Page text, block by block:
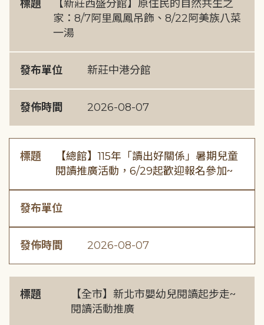
標題
【新莊西盛分館】原住民的自然共生之
家：8/7阿里鳳鳳吊飾、8/22阿美族八菜
一湯
發布單位 新莊中港分館
發佈時間 2026-08-07
標題
【總館】115年「讀出好關係」暑期兒童
閱讀推廣活動，6/29起歡迎報名參加~
發布單位
發佈時間 2026-08-07
標題
【全市】新北市嬰幼兒閱讀起步走~
閱讀活動推廣